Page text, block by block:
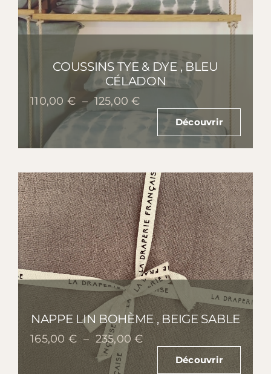
COUSSINS TYE & DYE , BLEU
CÉLADON
110,00 € – 125,00€Plage
de
prix :
125,00 €
Découvrir
NAPPE LIN BOHÈME , BEIGE SABLE
165,00 € – 235,00€Plage
de
prix :
Découvrir